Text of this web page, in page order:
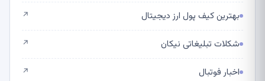
بهترین کیف پول ارز دیجیتال ↗
شکلات تبلیغاتی نیکان ↗
اخبار فوتبال ↗